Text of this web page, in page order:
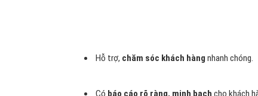
Hỗ trợ, chăm sóc khách hàng nhanh chóng.
Có báo cáo rõ ràng, minh bạch cho khách